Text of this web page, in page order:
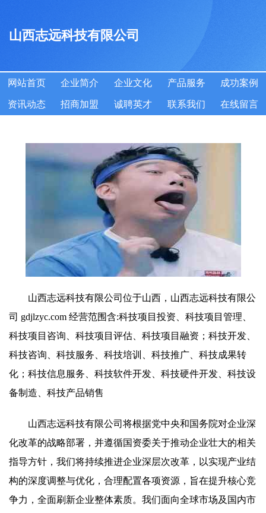
山西志远科技有限公司
网站首页 企业简介 企业文化 产品服务 成功案例
资讯动态 招商加盟 诚聘英才 联系我们 在线留言
山西志远科技有限公司位于山西，山西志远科技有限公
司 gdjlzyc.com 经营范围含:科技项目投资、科技项目管理、
科技项目咨询、科技项目评估、科技项目融资；科技开发、
科技咨询、科技服务、科技培训、科技推广、科技成果转
化；科技信息服务、科技软件开发、科技硬件开发、科技设
备制造、科技产品销售
山西志远科技有限公司将根据党中央和国务院对企业深
化改革的战略部署，并遵循国资委关于推动企业壮大的相关
指导方针，我们将持续推进企业深层次改革，以实现产业结
构的深度调整与优化，合理配置各项资源，旨在提升核心竞
争力，全面刷新企业整体素质。我们面向全球市场及国内市